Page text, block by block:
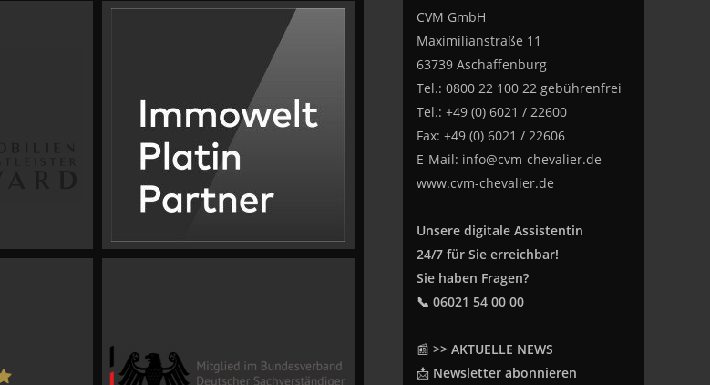
CVM GmbH
Maximilianstraße 11
63739 Aschaffenburg
Tel.: 0800 22 100 22 gebührenfrei
Tel.: +49 (0) 6021 / 22600
Fax: +49 (0) 6021 / 22606
E-Mail: info@cvm-chevalier.de
www.cvm-chevalier.de
Unsere digitale Assistentin
24/7 für Sie erreichbar!
Sie haben Fragen?
📞 06021 54 00 00
📰 >> AKTUELLE NEWS
📩 Newsletter abonnieren